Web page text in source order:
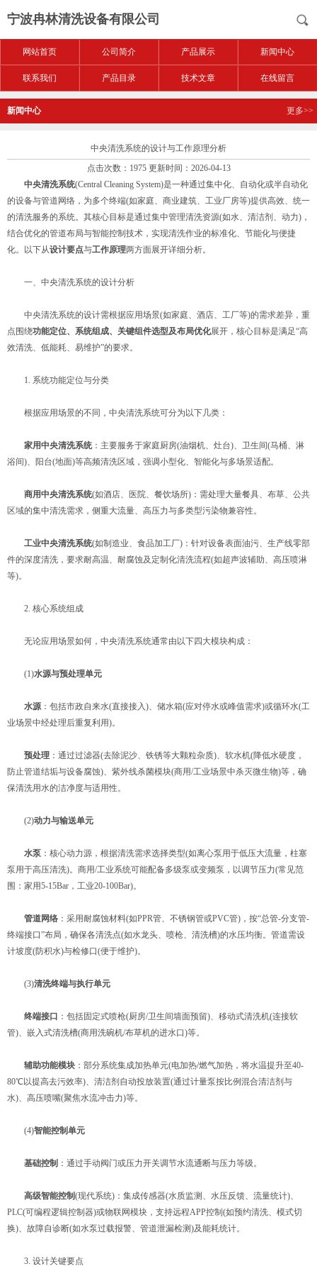
宁波冉林清洗设备有限公司
网站首页 公司简介 产品展示 新闻中心
联系我们 产品目录 技术文章 在线留言
新闻中心 更多>>
中央清洗系统的设计与工作原理分析
点击次数：1975 更新时间：2026-04-13
中央清洗系统(Central Cleaning System)是一种通过集中化、自动化或半自动化
的设备与管道网络，为多个终端(如家庭、商业建筑、工业厂房等)提供高效、统一
的清洗服务的系统。其核心目标是通过集中管理清洗资源(如水、清洁剂、动力)，
结合优化的管道布局与智能控制技术，实现清洗作业的标准化、节能化与便捷
化。以下从​​设计要点​​与​​工作原理​​两方面展开详细分析。
一、中央清洗系统的设计分析
中央清洗系统的设计需根据应用场景(如家庭、酒店、工厂等)的需求差异，重
点围绕​​功能定位、系统组成、关键组件选型及布局优化​​展开，核心目标是满足“高
效清洗、低能耗、易维护”的要求。
1. 系统功能定位与分类
根据应用场景的不同，中央清洗系统可分为以下几类：
​家用中央清洗系统​ ​：主要服务于家庭厨房(油烟机、灶台)、卫生间(马桶、淋
浴间)、阳台(地面)等高频清洗区域，强调小型化、智能化与多场景适配。
​商用中央清洗系统​​(如酒店、医院、餐饮场所)：需处理大量餐具、布草、公共
区域的集中清洗需求，侧重大流量、高压力与多类型污染物兼容性。
​工业中央清洗系统​​(如制造业、食品加工厂)：针对设备表面油污、生产线零部
件的深度清洗，要求耐高温、耐腐蚀及定制化清洗流程(如超声波辅助、高压喷淋
等)。
2. 核心系统组成
无论应用场景如何，中央清洗系统通常由以下四大模块构成：
(1)​​水源与预处理单元​
​水源​​：包括市政自来水(直接接入)、储水箱(应对停水或峰值需求)或循环水(工
业场景中经处理后重复利用)。
​预处理​ ​：通过过滤器(去除泥沙、铁锈等大颗粒杂质)、软水机(降低水硬度，
防止管道结垢与设备腐蚀)、紫外线杀菌模块(商用/工业场景中杀灭微生物)等，确
保清洗用水的洁净度与适用性。
(2)​​动力与输送单元​
​水泵​ ​：核心动力源，根据清洗需求选择类型(如离心泵用于低压大流量，柱塞
泵用于高压清洗)。商用/工业系统可能配备多级泵或变频泵，以调节压力(常见范
围：家用5-15Bar，工业20-100Bar)。
​管道网络​ ​：采用耐腐蚀材料(如PPR管、不锈钢管或PVC管)，按“总管-分支管-
终端接口”布局，确保各清洗点(如水龙头、喷枪、清洗槽)的水压均衡。管道需设
计坡度(防积水)与检修口(便于维护)。
(3)​​清洗终端与执行单元​
​终端接口​ ​：包括固定式喷枪(厨房/卫生间墙面预留)、移动式清洗机(连接软
管)、嵌入式清洗槽(商用洗碗机/布草机的进水口)等。
​辅助功能模块​ ​：部分系统集成加热单元(电加热/燃气加热，将水温提升至40-
80℃以提高去污效率)、清洁剂自动投放装置(通过计量泵按比例混合清洁剂与
水)、高压喷嘴(聚焦水流冲击力)等。
(4)​​智能控制单元​
​基础控制​ ​：通过手动阀门或压力开关调节水流通断与压力等级。
​高级智能控制​​(现代系统)：集成传感器(水质监测、水压反馈、流量统计)、
PLC(可编程逻辑控制器)或物联网模块，支持远程APP控制(如预约清洗、模式切
换)、故障自诊断(如水泵过载报警、管道泄漏检测)及能耗统计。
3. 设计关键要点